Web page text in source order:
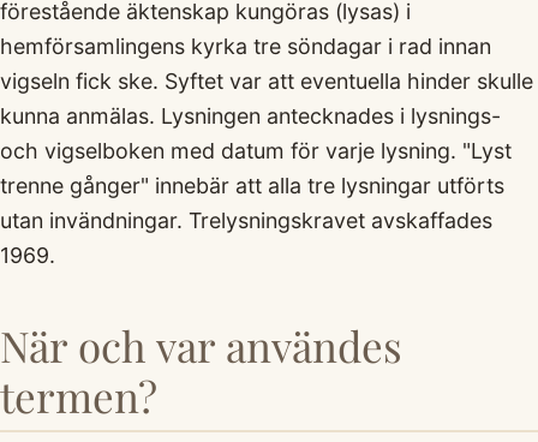
förestående äktenskap kungöras (lysas) i
hemförsamlingens kyrka tre söndagar i rad innan
vigseln fick ske. Syftet var att eventuella hinder skulle
kunna anmälas. Lysningen antecknades i lysnings-
och vigselboken med datum för varje lysning. "Lyst
trenne gånger" innebär att alla tre lysningar utförts
utan invändningar. Trelysningskravet avskaffades
1969.
När och var användes
termen?